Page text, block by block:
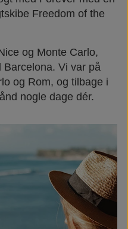
Freedom of the
og Monte Carlo,
Vi var på
og Rom, og tilbage i
nogle dage dér.